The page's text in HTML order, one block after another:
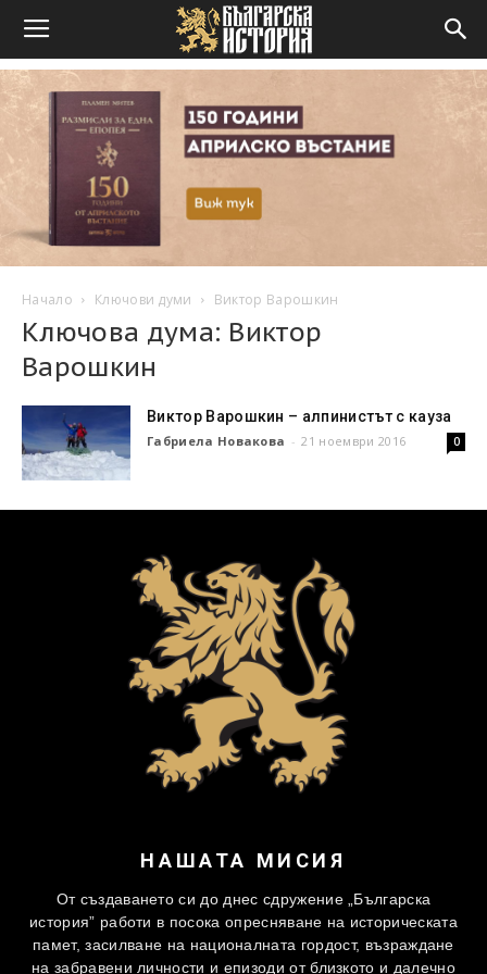
Начало Ключови думи Виктор Варошкин
Ключова дума: Виктор
Варошкин
Виктор Варошкин – алпинистът с кауза
Габриела Новакова - 21 ноември 2016 0
НАШАТА МИСИЯ
От създаването си до днес сдружение „Българска
история” работи в посока опресняване на историческата
памет, засилване на националната гордост, възраждане
на забравени личности и епизоди от близкото и далечно